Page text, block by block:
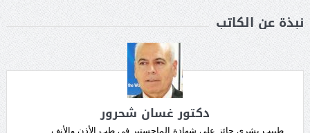
نبذة عن الكاتب
دكتور غسان شحرور
طبيب بشري حائز على شهادة الماجستير في طب الأذن والأنف